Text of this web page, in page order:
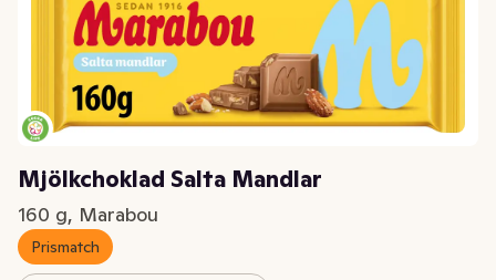
Mjölkchoklad Salta Mandlar
160 g, Marabou
Prismatch